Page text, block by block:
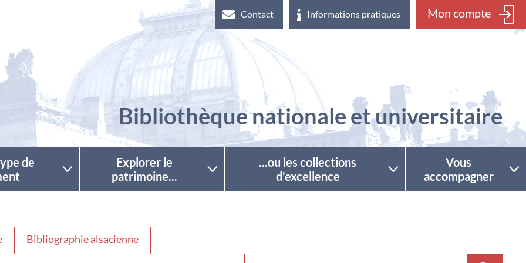
Contact Informations pratiques Mon compte
Bibliothèque nationale et universitaire
de
Explorer le
patrimoine...
...ou les collections
d'excellence
Vous
accompagner
Bibliographie alsacienne